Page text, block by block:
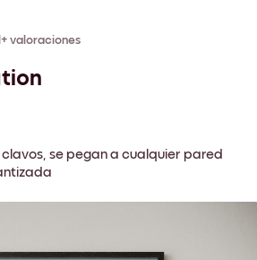
valoraciones
se pegan a cualquier pared